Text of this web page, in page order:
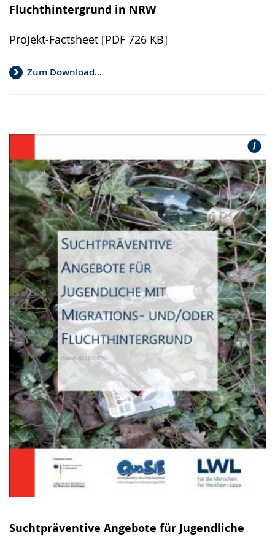
Fluchthintergrund in NRW
Projekt-Factsheet [PDF 726 KB]
Zum Download...
Suchtpräventive Angebote für Jugendliche